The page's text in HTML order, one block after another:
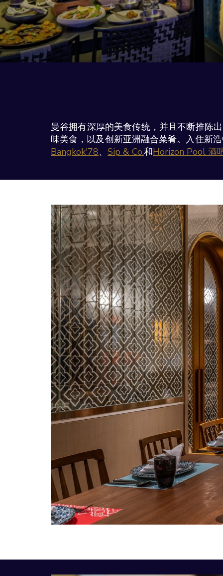
曼谷拥有深厚的美食传统，并且不断推陈
味美食，以及创新亚洲融合菜肴。入住新
Bangkok'78、 Sip & Co.和Horizon Pool 酒
幻
灯
片
放
映